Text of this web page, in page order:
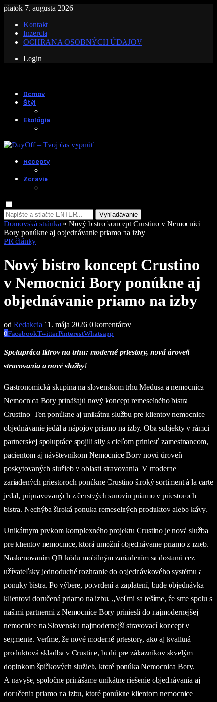
piatok 7. augusta 2026
Kontakt
Inzercia
OCHRANA OSOBNÝCH ÚDAJOV
Login
Domov
Štýl
Ekológia
Recepty
Zdravie
Vyhľadávanie
Domovská stránka » Nový bistro koncept Crustino v Nemocnici
Bory ponúkne aj objednávanie priamo na izby
PR články
Nový bistro koncept Crustino
v Nemocnici Bory ponúkne aj
objednávanie priamo na izby
od Redakcia 11. mája 2026 0 komentárov
0FacebookTwitterPinterestWhatsapp
Spolupráca lídrov na trhu: moderné priestory, nová úroveň
stravovania a nové služby!
Gastronomická skupina na slovenskom trhu Medusa a nemocnica
Nemocnica Bory prinášajú nový koncept remeselného bistra
Crustino. Ten ponúkne aj unikátnu službu pre klientov nemocnice –
objednávanie jedál a nápojov priamo na izby. Oba subjekty v rámci
partnerskej spolupráce spojili sily s cieľom priniesť zamestnancom,
pacientom aj návštevníkom Nemocnice Bory novú úroveň
poskytovaných služieb v oblasti stravovania. V moderne
zariadených priestoroch ponúkne Crustino široký sortiment à la carte
jedál, pripravovaných z čerstvých surovín priamo v priestoroch
bistra. Nechýba široká ponuka remeselných produktov alebo kávy.
Unikátnym prvkom komplexného projektu Crustino je nová služba
pre klientov nemocnice, ktorá umožní objednávanie priamo z izieb.
Naskenovaním QR kódu mobilným zariadením sa dostanú cez
užívateľsky jednoduché rozhranie do objednávkového systému a
ponuky bistra. Po výbere, potvrdení a zaplatení, bude objednávka
klientovi doručená priamo na izbu. „Veľmi sa tešíme, že sme spolu s
našimi partnermi z Nemocnice Bory priniesli do najmodernejšej
nemocnice na Slovensku najmodernejší stravovací koncept v
segmente. Veríme, že nové moderné priestory, ako aj kvalitná
produktová skladba v Crustine, budú pre zákazníkov skvelým
doplnkom špičkových služieb, ktoré ponúka Nemocnica Bory.
A navyše, spoločne prinášame unikátne riešenie objednávania aj
doručenia priamo na izbu, ktoré ponúkne klientom nemocnice